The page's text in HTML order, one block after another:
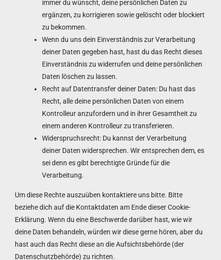
immer du wünscht, deine persönlichen Daten zu
ergänzen, zu korrigieren sowie gelöscht oder blockiert
zu bekommen.
Wenn du uns dein Einverständnis zur Verarbeitung
deiner Daten gegeben hast, hast du das Recht dieses
Einverständnis zu widerrufen und deine persönlichen
Daten löschen zu lassen.
Recht auf Datentransfer deiner Daten: Du hast das
Recht, alle deine persönlichen Daten von einem
Kontrolleur anzufordern und in ihrer Gesamtheit zu
einem anderen Kontrolleur zu transferieren.
Widerspruchsrecht: Du kannst der Verarbeitung
deiner Daten widersprechen. Wir entsprechen dem, es
sei denn es gibt berechtigte Gründe für die
Verarbeitung.
Um diese Rechte auszuüben kontaktiere uns bitte. Bitte
beziehe dich auf die Kontaktdaten am Ende dieser Cookie-
Erklärung. Wenn du eine Beschwerde darüber hast, wie wir
deine Daten behandeln, würden wir diese gerne hören, aber du
hast auch das Recht diese an die Aufsichtsbehörde (der
Datenschutzbehörde) zu richten.